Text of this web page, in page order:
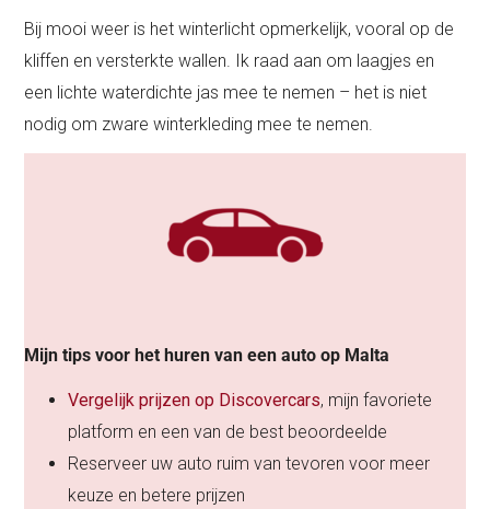
Bij mooi weer is het winterlicht opmerkelijk, vooral op de
kliffen en versterkte wallen. Ik raad aan om laagjes en
een lichte waterdichte jas mee te nemen – het is niet
nodig om zware winterkleding mee te nemen.
Mijn tips voor het huren van een auto op Malta
Vergelijk prijzen op Discovercars, mijn favoriete
platform en een van de best beoordeelde
Reserveer uw auto ruim van tevoren voor meer
keuze en betere prijzen